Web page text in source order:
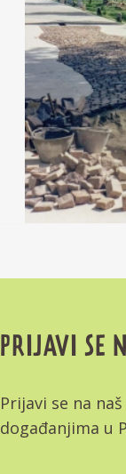
PRIJAVI SE
Prijavi se na
događanjima u